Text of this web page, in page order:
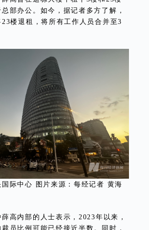
部办公。如今，据记者多方了解，
楼退租，将所有工作人员合并至3
国际中心 图片来源：每经记者 黄海
高内部的人士表示，2023年以来，
员比例可能已经接近半数。同时，